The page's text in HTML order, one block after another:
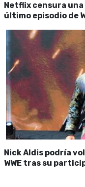
Netflix censura una
último episodio de
Nick Aldis podría
WWE tras su